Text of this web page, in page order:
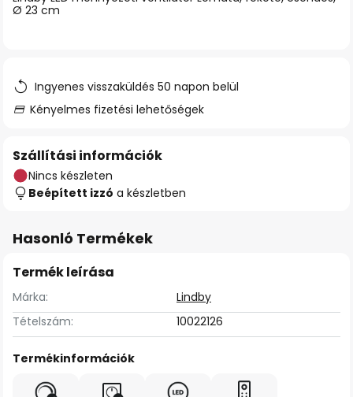
Ø 23 cm
Ingyenes visszaküldés 50 napon belül
Kényelmes fizetési lehetőségek
Szállítási információk
Nincs készleten
Beépített izzó a készletben
Hasonló Termékek
Termék leírása
Márka:
Lindby
Tételszám:
10022126
Termékinformációk